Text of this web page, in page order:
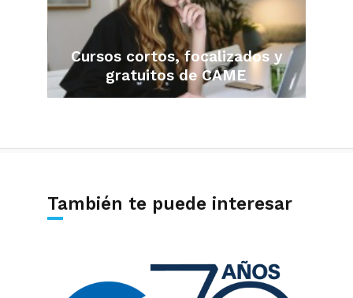
Cursos cortos, focalizados y
gratuitos de CAME
También te puede interesar